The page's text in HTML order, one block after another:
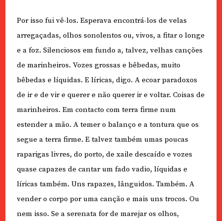
Por isso fui vê-los. Esperava encontrá-los de velas
arregaçadas, olhos sonolentos ou, vivos, a fitar o longe
e a foz. Silenciosos em fundo a, talvez, velhas canções
de marinheiros. Vozes grossas e bêbedas, muito
bêbedas e líquidas. E líricas, digo. A ecoar paradoxos
de ir e de vir e querer e não querer ir e voltar. Coisas de
marinheiros. Em contacto com terra firme num
estender a mão. A temer o balanço e a tontura que os
segue a terra firme. E talvez também umas poucas
raparigas livres, do porto, de xaile descaído e vozes
quase capazes de cantar um fado vadio, líquidas e
líricas também. Uns rapazes, lânguidos. Também. A
vender o corpo por uma canção e mais uns trocos. Ou
nem isso. Se a serenata for de marejar os olhos,